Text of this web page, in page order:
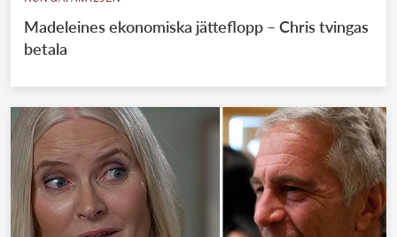
Madeleines ekonomiska jätteflopp – Chris tvingas
betala